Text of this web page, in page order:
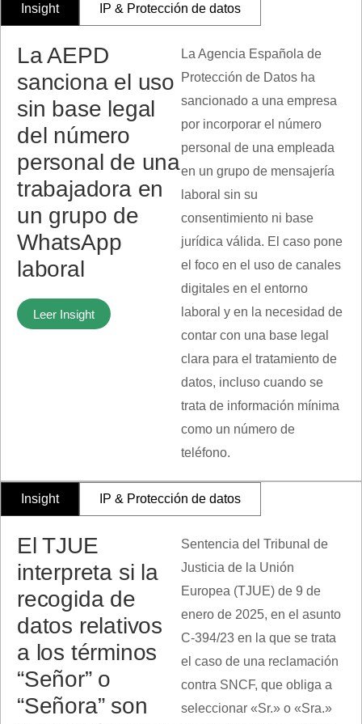
Insight IP & Protección de datos
La AEPD
sanciona el uso
sin base legal
del número
personal de una
trabajadora en
un grupo de
WhatsApp
laboral
Leer Insight
La Agencia Española de
Protección de Datos ha
sancionado a una empresa
por incorporar el número
personal de una empleada
en un grupo de mensajería
laboral sin su
consentimiento ni base
jurídica válida. El caso pone
el foco en el uso de canales
digitales en el entorno
laboral y en la necesidad de
contar con una base legal
clara para el tratamiento de
datos, incluso cuando se
trata de información mínima
como un número de
teléfono.
Insight IP & Protección de datos
El TJUE
interpreta si la
recogida de
datos relativos
a los términos
“Señor” o
“Señora” son
Sentencia del Tribunal de
Justicia de la Unión
Europea (TJUE) de 9 de
enero de 2025, en el asunto
C-394/23 en la que se trata
el caso de una reclamación
contra SNCF, que obliga a
seleccionar «Sr.» o «Sra.»